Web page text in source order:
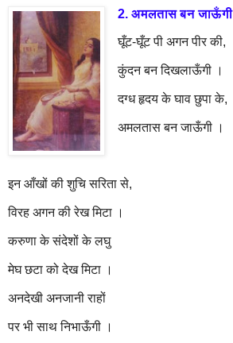
2. अमलतास बन जाऊँगी
घूँट-घूँट पी अगन पीर की,
कुंदन बन दिखलाऊँगी ।
दग्ध हृदय के घाव छुपा के,
अमलतास बन जाऊँगी ।
इन आँखों की शुचि सरिता से,
विरह अगन की रेख मिटा ।
करुणा के संदेशों के लघु
मेघ छटा को देख मिटा ।
अनदेखी अनजानी राहों
पर भी साथ निभाऊँगी ।